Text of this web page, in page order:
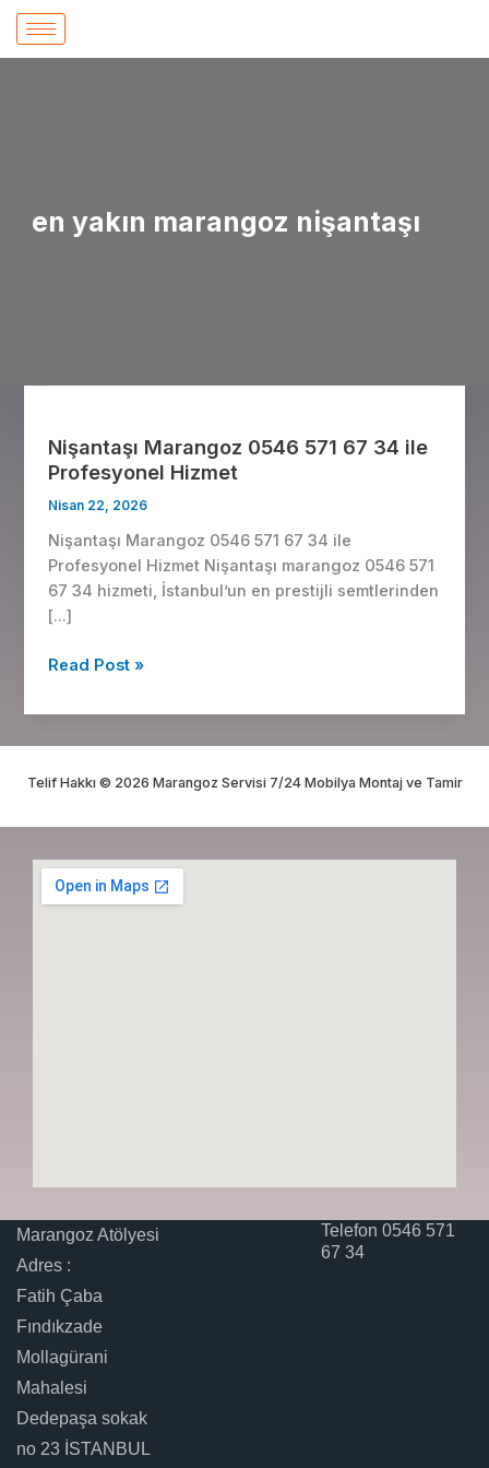
İçeriğe
atla
en yakın marangoz nişantaşı
Nişantaşı Marangoz 0546 571 67 34 ile
Profesyonel Hizmet
Nisan 22, 2026
Nişantaşı Marangoz 0546 571 67 34 ile
Profesyonel Hizmet Nişantaşı marangoz 0546 571
67 34 hizmeti, İstanbul’un en prestijli semtlerinden
[…]
0546
571
67
ile
Profesyonel
Hizmet
Read Post »
Telif Hakkı © 2026 Marangoz Servisi 7/24 Mobilya Montaj ve Tamir
Marangoz Atölyesi
Adres :
Fatih Çaba
Fındıkzade
Mollagürani
Mahalesi
Dedepaşa sokak
no 23 İSTANBUL
Telefon 0546 571
67 34